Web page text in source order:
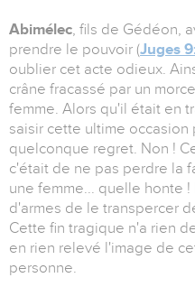
Abimélec, fils de Gédéon,
prendre le pouvoir (Juges
oublier cet acte odieux.
crâne fracassé par un
femme. Alors qu'il était en
saisir cette ultime occasion
quelconque regret. Non !
c'était de ne pas perdre la
une femme... quelle honte
d'armes de le transpercer
Cette fin tragique n'a rien
en rien relevé l'image de
personne.